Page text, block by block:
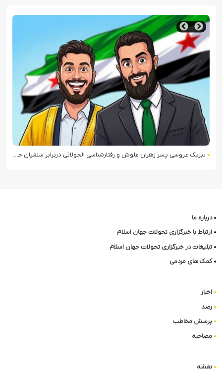
تبریک عروسی پسر زهران علوش و رفتارشناسی الجولانی دربرابر سلفیان جهادی
درباره ما
ارتباط با خبرگزاری تحولات جهان اسلام
تبلیغات در خبرگزاری تحولات جهان اسلام
کمک های مردمی
اخبار
رصد
پرسش مخاطب
مصاحبه
نقشه